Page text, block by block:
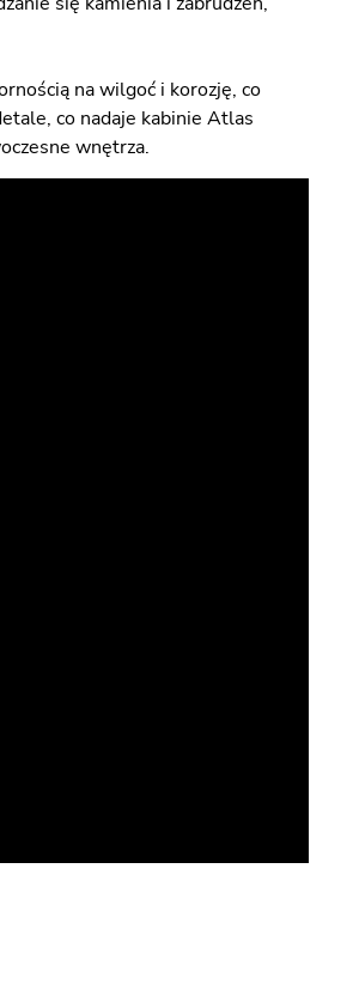
na wilgoć i korozję, co
co nadaje kabinie Atlas
wnętrza.